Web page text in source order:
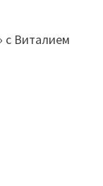
с Виталием